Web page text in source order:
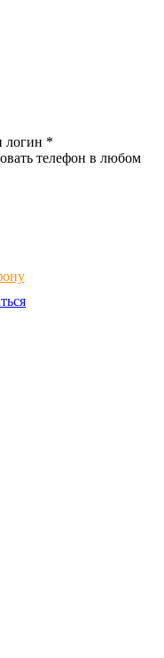
логин *
телефон в любом